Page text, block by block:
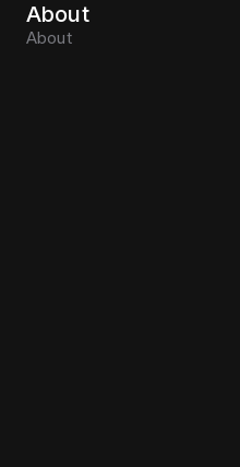
About
About